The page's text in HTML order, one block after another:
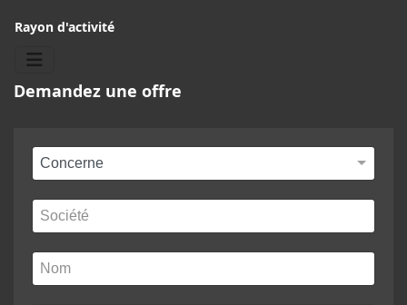
Rayon d'activité
Demandez une offre